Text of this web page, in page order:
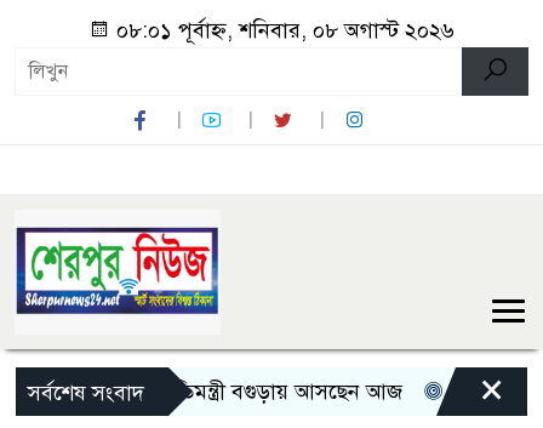
০৮:০১ পূর্বাহ্ন, শনিবার, ০৮ অগাস্ট ২০২৬
সর্বশেষ সংবাদ
তিন মন্ত্রী-প্রতিমন্ত্রী বগুড়ায় আসছেন আজ রোমান্টিক বার্তা
×